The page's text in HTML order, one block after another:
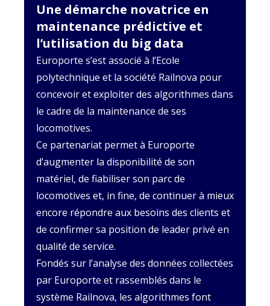
Une démarche novatrice en
maintenance prédictive et
l’utilisation du big data
Europorte s’est associé à l’Ecole
polytechnique et la société Railnova pour
concevoir et exploiter des algorithmes dans
le cadre de la maintenance de ses
locomotives.
Ce partenariat permet à Europorte
d’augmenter la disponibilité de son
matériel, de fiabiliser son parc de
locomotives et, in fine, de continuer à mieux
encore répondre aux besoins des clients et
de confirmer sa position de leader privé en
qualité de service.
Fondés sur l’analyse des données collectées
par Europorte et rassemblés dans le
système Railnova, les algorithmes font